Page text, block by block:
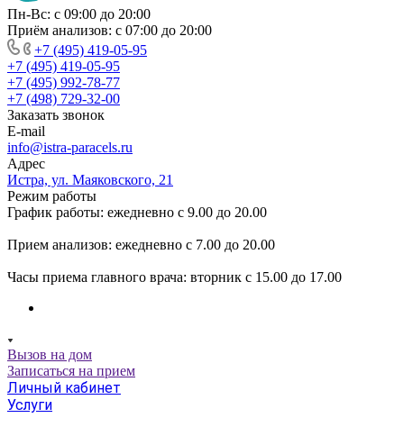
Пн-Вс: с 09:00 до 20:00
Приём анализов: с 07:00 до 20:00
+7 (495) 419-05-95
+7 (495) 419-05-95
+7 (495) 992-78-77
+7 (498) 729-32-00
Заказать звонок
E-mail
info@istra-paracels.ru
Адрес
Истра, ул. Маяковского, 21
Режим работы
График работы: ежедневно с 9.00 до 20.00
Прием анализов: ежедневно с 7.00 до 20.00
Часы приема главного врача: вторник с 15.00 до 17.00
Вызов на дом
Записаться на прием
Личный кабинет
Услуги